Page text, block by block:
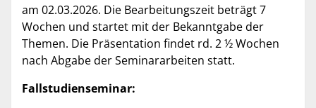
am 02.03.2026. Die Bearbeitungszeit beträgt 7
Wochen und startet mit der Bekanntgabe der
Themen. Die Präsentation findet rd. 2 ½ Wochen
nach Abgabe der Seminararbeiten statt.
Fallstudienseminar: